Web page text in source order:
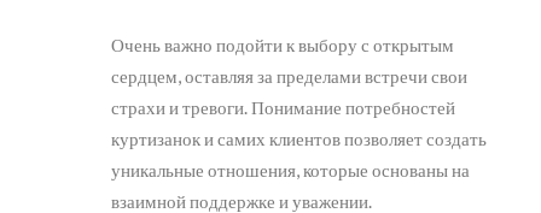
Очень важно подойти к выбору с открытым
сердцем, оставляя за пределами встречи свои
страхи и тревоги. Понимание потребностей
куртизанок и самих клиентов позволяет создать
уникальные отношения, которые основаны на
взаимной поддержке и уважении.